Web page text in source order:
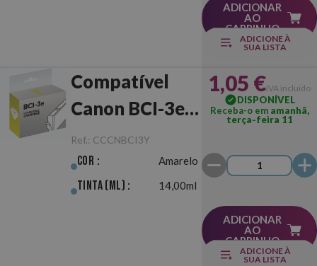
ADICIONAR
AO
CARRINHO
ADICIONE À
SUA LISTA
Compatível
Canon BCI-3e
Amarelo
Ref.: CCCNBCI3Y
Cor : Amarelo
Tinta (ml) : 14,00ml
1,05 €IVA incluído
DISPONÍVEL
Receba-o em amanhã,
terça-feira 11
ADICIONAR
AO
CARRINHO
ADICIONE À
SUA LISTA